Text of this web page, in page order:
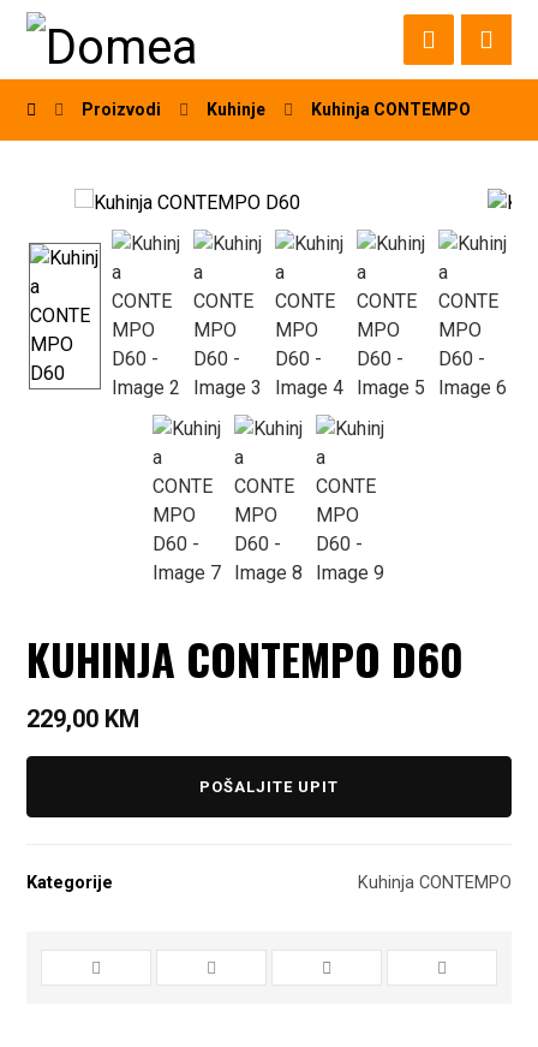
Proizvodi Kuhinje Kuhinja CONTEMPO
KUHINJA CONTEMPO D60
229,00 KM
POŠALJITE UPIT
Kategorije Kuhinja CONTEMPO